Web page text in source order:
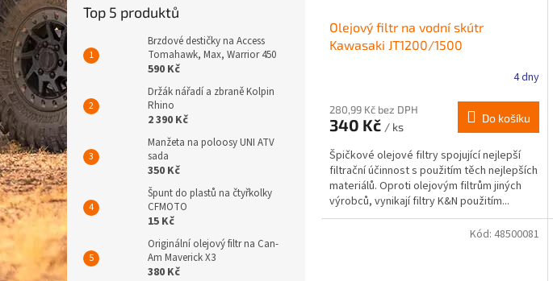
Top 5 produktů
Brzdové destičky na Access
Tomahawk, Max, Warrior 450
590 Kč
Držák nářadí a zbraně Kolpin
Rhino
2 390 Kč
Manžeta na poloosy UNI ATV
sada
350 Kč
Špunt do plastů na čtyřkolky
CFMOTO
15 Kč
Originální olejový filtr na Can-
Am Maverick X3
380 Kč
Olejový filtr na vodní skútr
Kawasaki JT1200/1500
4 dny
280,99 Kč bez DPH
340 Kč / ks
Do košíku
Špičkové olejové filtry spojující nejlepší
filtrační účinnost s použitím těch nejlepších
materiálů. Oproti olejovým filtrům jiných
výrobců, vynikají filtry K&N použitím...
Kód: 48500081